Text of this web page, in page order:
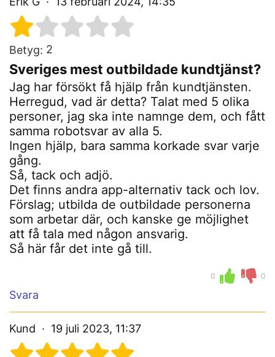
Betyg: 2
Sveriges mest outbildade kundtjänst?
Jag har försökt få hjälp från kundtjänsten.
Herregud, vad är detta? Talat med 5 olika
personer, jag ska inte namnge dem, och fått
samma robotsvar av alla 5.
Ingen hjälp, bara samma korkade svar varje
gång.
Så, tack och adjö.
Det finns andra app-alternativ tack och lov.
Förslag; utbilda de outbildade personerna
som arbetar där, och kanske ge möjlighet
att få tala med någon ansvarig.
Så här får det inte gå till.
0 0
Svara
Kund 19 juli 2023, 11:37